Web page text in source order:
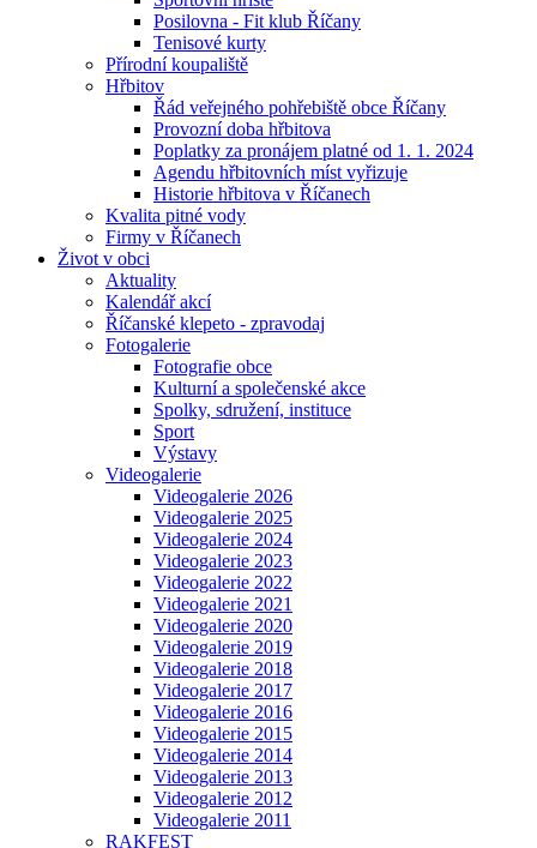
Posilovna - Fit klub Říčany
Tenisové kurty
Přírodní koupaliště
Hřbitov
Řád veřejného pohřebiště obce Říčany
Provozní doba hřbitova
Poplatky za pronájem platné od 1. 1. 2024
Agendu hřbitovních míst vyřizuje
Historie hřbitova v Říčanech
Kvalita pitné vody
Firmy v Říčanech
Život v obci
Aktuality
Kalendář akcí
Říčanské klepeto - zpravodaj
Fotogalerie
Fotografie obce
Kulturní a společenské akce
Spolky, sdružení, instituce
Sport
Výstavy
Videogalerie
Videogalerie 2026
Videogalerie 2025
Videogalerie 2024
Videogalerie 2023
Videogalerie 2022
Videogalerie 2021
Videogalerie 2020
Videogalerie 2019
Videogalerie 2018
Videogalerie 2017
Videogalerie 2016
Videogalerie 2015
Videogalerie 2014
Videogalerie 2013
Videogalerie 2012
Videogalerie 2011
RAKFEST